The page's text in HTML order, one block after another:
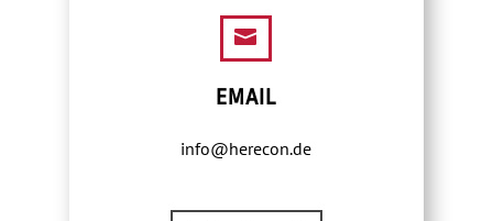

EMAIL
info@herecon.de